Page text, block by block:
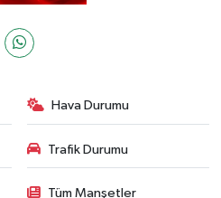
Hava Durumu
Trafik Durumu
Tüm Manşetler